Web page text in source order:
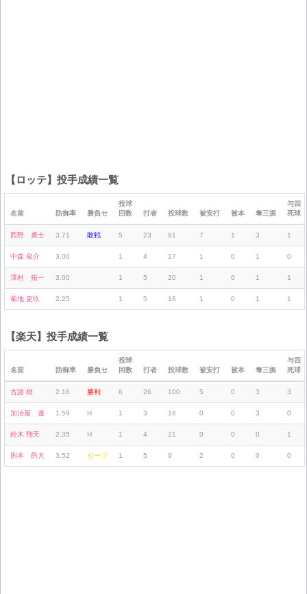
【ロッテ】投手成績一覧
名前 防御率 勝負セ
投球
回数
打者 投球数 被安打 被本 奪三振
与四
死球
西野 勇士 3.71 敗戦 5 23 81 7 1 3 1
中森 俊介 3.00 1 4 17 1 0 1 0
澤村 拓一 3.00 1 5 20 1 0 1 1
菊地 吏玖 2.25 1 5 16 1 0 1 1
【楽天】投手成績一覧
名前 防御率 勝負セ
投球
回数
打者 投球数 被安打 被本 奪三振
与四
死球
古謝 樹 2.16 勝利 6 26 100 5 0 3 3
加治屋 蓮 1.59 H 1 3 16 0 0 3 0
鈴木 翔天 2.35 H 1 4 21 0 0 0 1
則本 昂大 3.52 セーブ 1 5 9 2 0 0 0